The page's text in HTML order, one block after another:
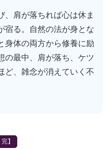
、肩が落ちれば心は休ま
宿る。自然の法が身とな
身体の両方から修養に励
の最中、肩が落ち、ケツ
ど、雑念が消えていく不
】